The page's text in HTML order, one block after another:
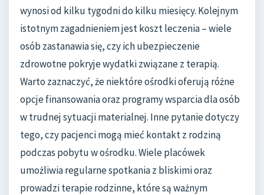
wynosi od kilku tygodni do kilku miesięcy. Kolejnym
istotnym zagadnieniem jest koszt leczenia – wiele
osób zastanawia się, czy ich ubezpieczenie
zdrowotne pokryje wydatki związane z terapią.
Warto zaznaczyć, że niektóre ośrodki oferują różne
opcje finansowania oraz programy wsparcia dla osób
w trudnej sytuacji materialnej. Inne pytanie dotyczy
tego, czy pacjenci mogą mieć kontakt z rodziną
podczas pobytu w ośrodku. Wiele placówek
umożliwia regularne spotkania z bliskimi oraz
prowadzi terapie rodzinne, które są ważnym